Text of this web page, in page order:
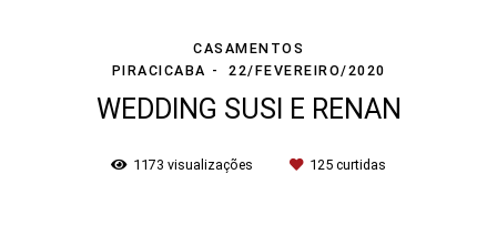
CASAMENTOS
PIRACICABA
22/FEVEREIRO/2020
WEDDING SUSI E RENAN
1173 visualizações 125 curtidas